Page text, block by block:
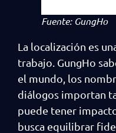
Fuente: GungHo
La localización es
trabajo. GungHo
el mundo, los
diálogos importan
puede tener
busca equilibrar